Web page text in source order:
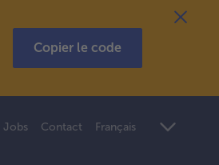
Copier le code
Jobs Contact Français